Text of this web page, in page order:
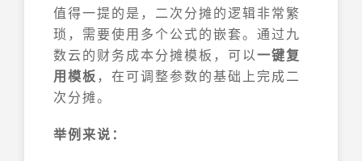
值得一提的是，二次分摊的逻辑非常繁
琐，需要使用多个公式的嵌套。通过九
数云的财务成本分摊模板，可以一键复
用模板 ，在可调整参数的基础上完成二
次分摊。
举例来说：